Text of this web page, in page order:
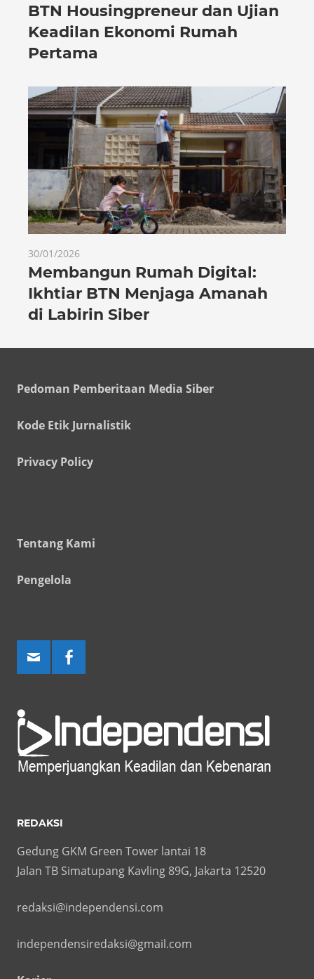
BTN Housingpreneur dan Ujian
Keadilan Ekonomi Rumah
Pertama
30/01/2026
Membangun Rumah Digital:
Ikhtiar BTN Menjaga Amanah
di Labirin Siber
Pedoman Pemberitaan Media Siber
Kode Etik Jurnalistik
Privacy Policy
Tentang Kami
Pengelola
REDAKSI
Gedung GKM Green Tower lantai 18
Jalan TB Simatupang Kavling 89G, Jakarta 12520
redaksi@independensi.com
independensiredaksi@gmail.com